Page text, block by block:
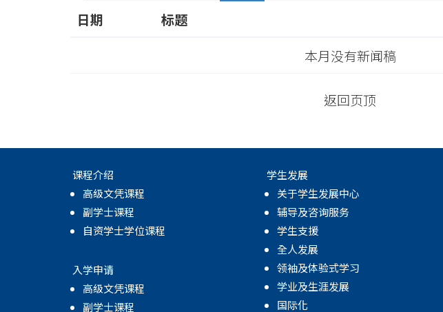
日期
标题
本月没有新闻稿
返回页顶
课程介绍
高级文凭课程
副学士课程
自资学士学位课程
入学申请
高级文凭课程
副学士课程
学生发展
关于学生发展中心
辅导及咨询服务
学生支援
全人发展
领袖及体验式学习
学业及生涯发展
国际化